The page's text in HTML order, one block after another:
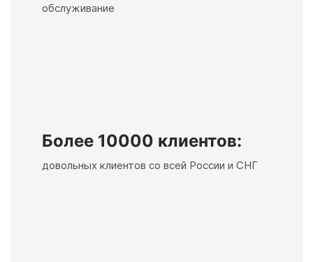
обслуживание
Более 10000 клиентов:
довольных клиентов со всей России и СНГ